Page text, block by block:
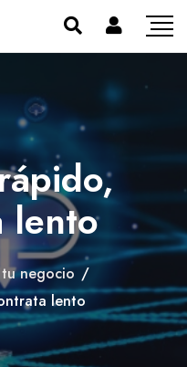
lento
negocio /
lento